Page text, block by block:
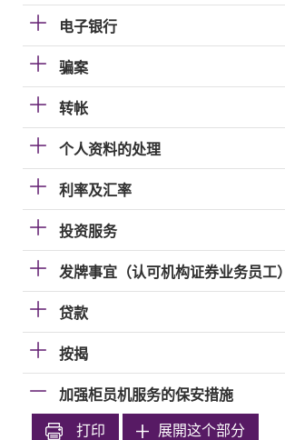
电子银行
骗案
转帐
个人资料的处理
利率及汇率
投资服务
发牌事宜（认可机构证券业务员工）
贷款
按揭
加强柜员机服务的保安措施
打印 展開这个部分